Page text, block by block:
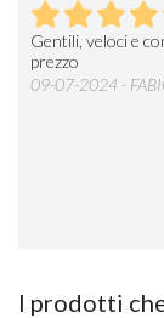
Gentili, veloci e
prezzo
09-07-2024 -
I prodotti